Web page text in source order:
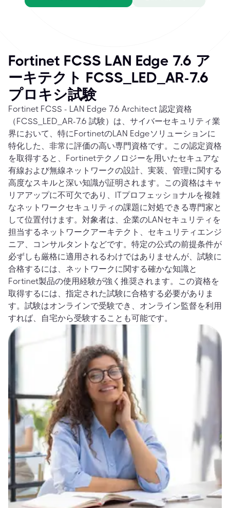
Fortinet FCSS LAN Edge 7.6 ア
ーキテクト FCSS_LED_AR-7.6
プロキシ試験
Fortinet FCSS - LAN Edge 7.6 Architect 認定資格
（FCSS_LED_AR-7.6 試験）は、サイバーセキュリティ業
界において、特にFortinetのLAN Edgeソリューションに
特化した、非常に評価の高い専門資格です。この認定資格
を取得すると、Fortinetテクノロジーを用いたセキュアな
有線および無線ネットワークの設計、実装、管理に関する
高度なスキルと深い知識が証明されます。この資格はキャ
リアアップに不可欠であり、ITプロフェッショナルを複雑
なネットワークセキュリティの課題に対処できる専門家と
して位置付けます。対象者は、企業のLANセキュリティを
担当するネットワークアーキテクト、セキュリティエンジ
ニア、コンサルタントなどです。特定の公式の前提条件が
必ずしも厳格に適用されるわけではありませんが、試験に
合格するには、ネットワークに関する確かな知識と
Fortinet製品の使用経験が強く推奨されます。この資格を
取得するには、指定された試験に合格する必要がありま
す。試験はオンラインで受験でき、オンライン監督を利用
すれば、自宅から受験することも可能です。